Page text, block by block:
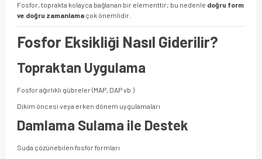
Fosfor, toprakta kolayca bağlanan bir elementtir; bu nedenle doğru form
ve doğru zamanlama çok önemlidir.
Fosfor Eksikliği Nasıl Giderilir?
Topraktan Uygulama
Fosfor ağırlıklı gübreler (MAP, DAP vb.)
Dikim öncesi veya erken dönem uygulamaları
Damlama Sulama ile Destek
Suda çözünebilen fosfor formları